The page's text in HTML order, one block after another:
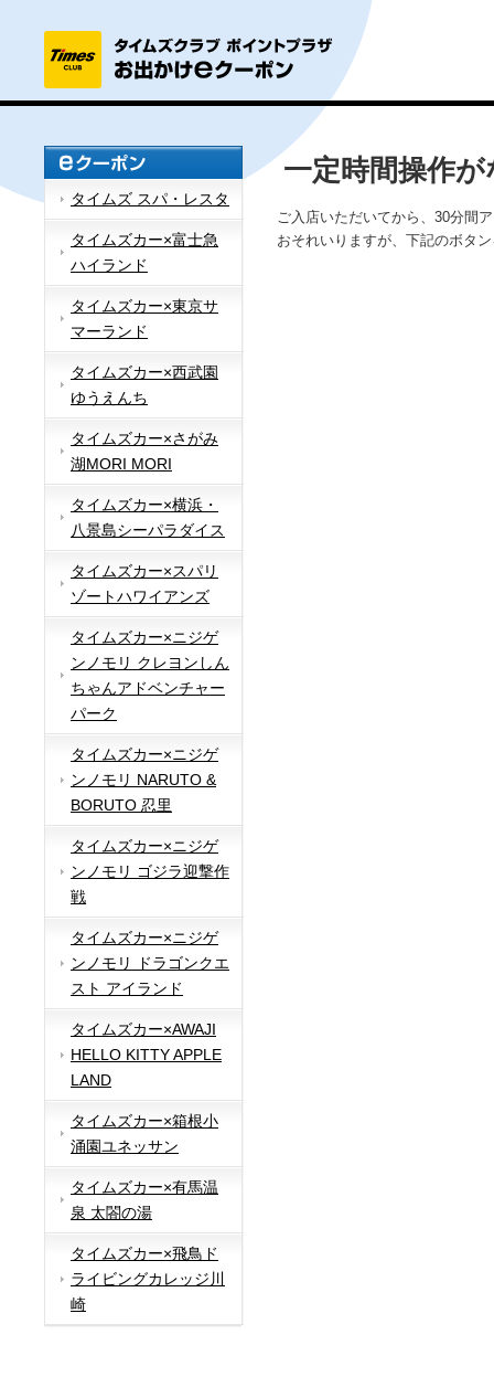
タイムズ スパ・レスタ
タイムズカー×富士急
ハイランド
タイムズカー×東京サ
マーランド
タイムズカー×西武園
ゆうえんち
タイムズカー×さがみ
湖MORI MORI
タイムズカー×横浜・
八景島シーパラダイス
タイムズカー×スパリ
ゾートハワイアンズ
タイムズカー×ニジゲ
ンノモリ クレヨンしん
ちゃんアドベンチャー
パーク
タイムズカー×ニジゲ
ンノモリ NARUTO &
BORUTO 忍里
タイムズカー×ニジゲ
ンノモリ ゴジラ迎撃作
戦
タイムズカー×ニジゲ
ンノモリ ドラゴンクエ
スト アイランド
タイムズカー×AWAJI
HELLO KITTY APPLE
LAND
タイムズカー×箱根小
涌園ユネッサン
タイムズカー×有馬温
泉 太閤の湯
タイムズカー×飛鳥ド
ライビングカレッジ川
崎
一定時間操作
ご入店いただいてから、30分間
おそれいりますが、下記のボタ